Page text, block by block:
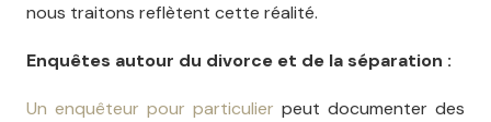
nous traitons reflètent cette réalité.
Enquêtes autour du divorce et de la séparation :
Un enquêteur pour particulier peut documenter des